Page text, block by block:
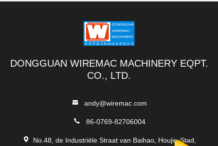
DONGGUAN WIREMAC MACHINERY EQPT.
CO., LTD.
andy@wiremac.com
86-0769-82706004
No.48, de Industriële Straat van Baihao, Houjie-Stad,